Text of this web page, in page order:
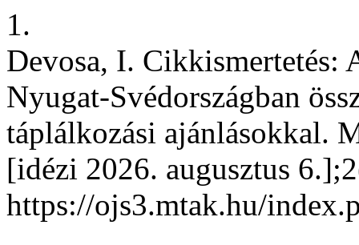
1.
Devosa, I. Cikkismertetés:
Nyugat-Svédországban
táplálkozási ajánlásokkal.
[idézi 2026. augusztus
https://ojs3.mtak.hu/